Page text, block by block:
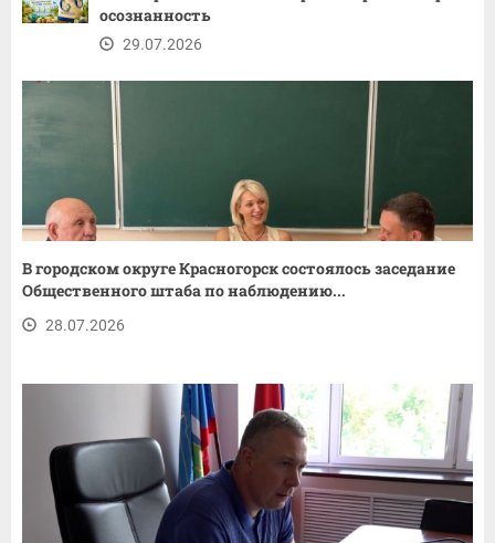
осознанность
29.07.2026
В городском округе Красногорск состоялось заседание
Общественного штаба по наблюдению...
28.07.2026